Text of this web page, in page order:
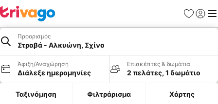
Προορισμός
Στραβά - Αλκυώνη, Σχίνο
Άφιξη/Αναχώρηση
Διάλεξε ημερομηνίες
Επισκέπτες & δωμάτια
2 πελάτες, 1 δωμάτιο
Ταξινόμηση Φιλτράρισμα Χάρτης